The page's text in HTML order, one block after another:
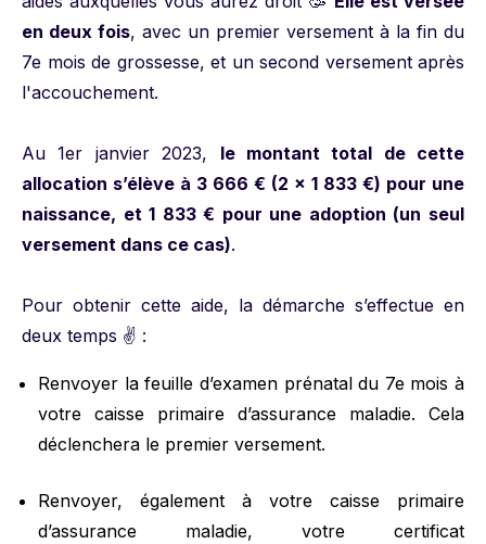
en deux fois, avec un premier versement à la fin du
7e mois de grossesse, et un second versement après
l'accouchement.
Au 1er janvier 2023, le montant total de cette
allocation s’élève à 3 666 € (2 x 1 833 €) pour une
naissance, et 1 833 € pour une adoption (un seul
versement dans ce cas).
Pour obtenir cette aide, la démarche s’effectue en
deux temps ✌️ :
Renvoyer la feuille d’examen prénatal du 7e mois à
votre caisse primaire d’assurance maladie. Cela
déclenchera le premier versement.
Renvoyer, également à votre caisse primaire
d’assurance maladie, votre certificat